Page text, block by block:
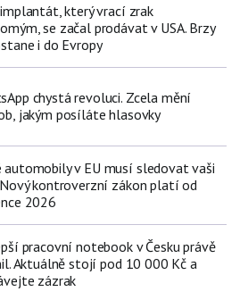
který vrací zrak
se začal prodávat v USA. Brzy
i do Evropy
chystá revoluci. Zcela mění
jakým posíláte hlasovky
automobily v EU musí sledovat vaši
kontroverzní zákon platí od
2026
pracovní notebook v Česku právě
Aktuálně stojí pod 10 000 Kč a
zázrak